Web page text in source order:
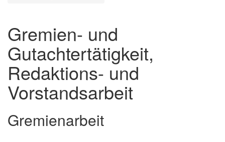
Gremien- und
Gutachtertätigkeit,
Redaktions- und
Vorstandsarbeit
Gremienarbeit